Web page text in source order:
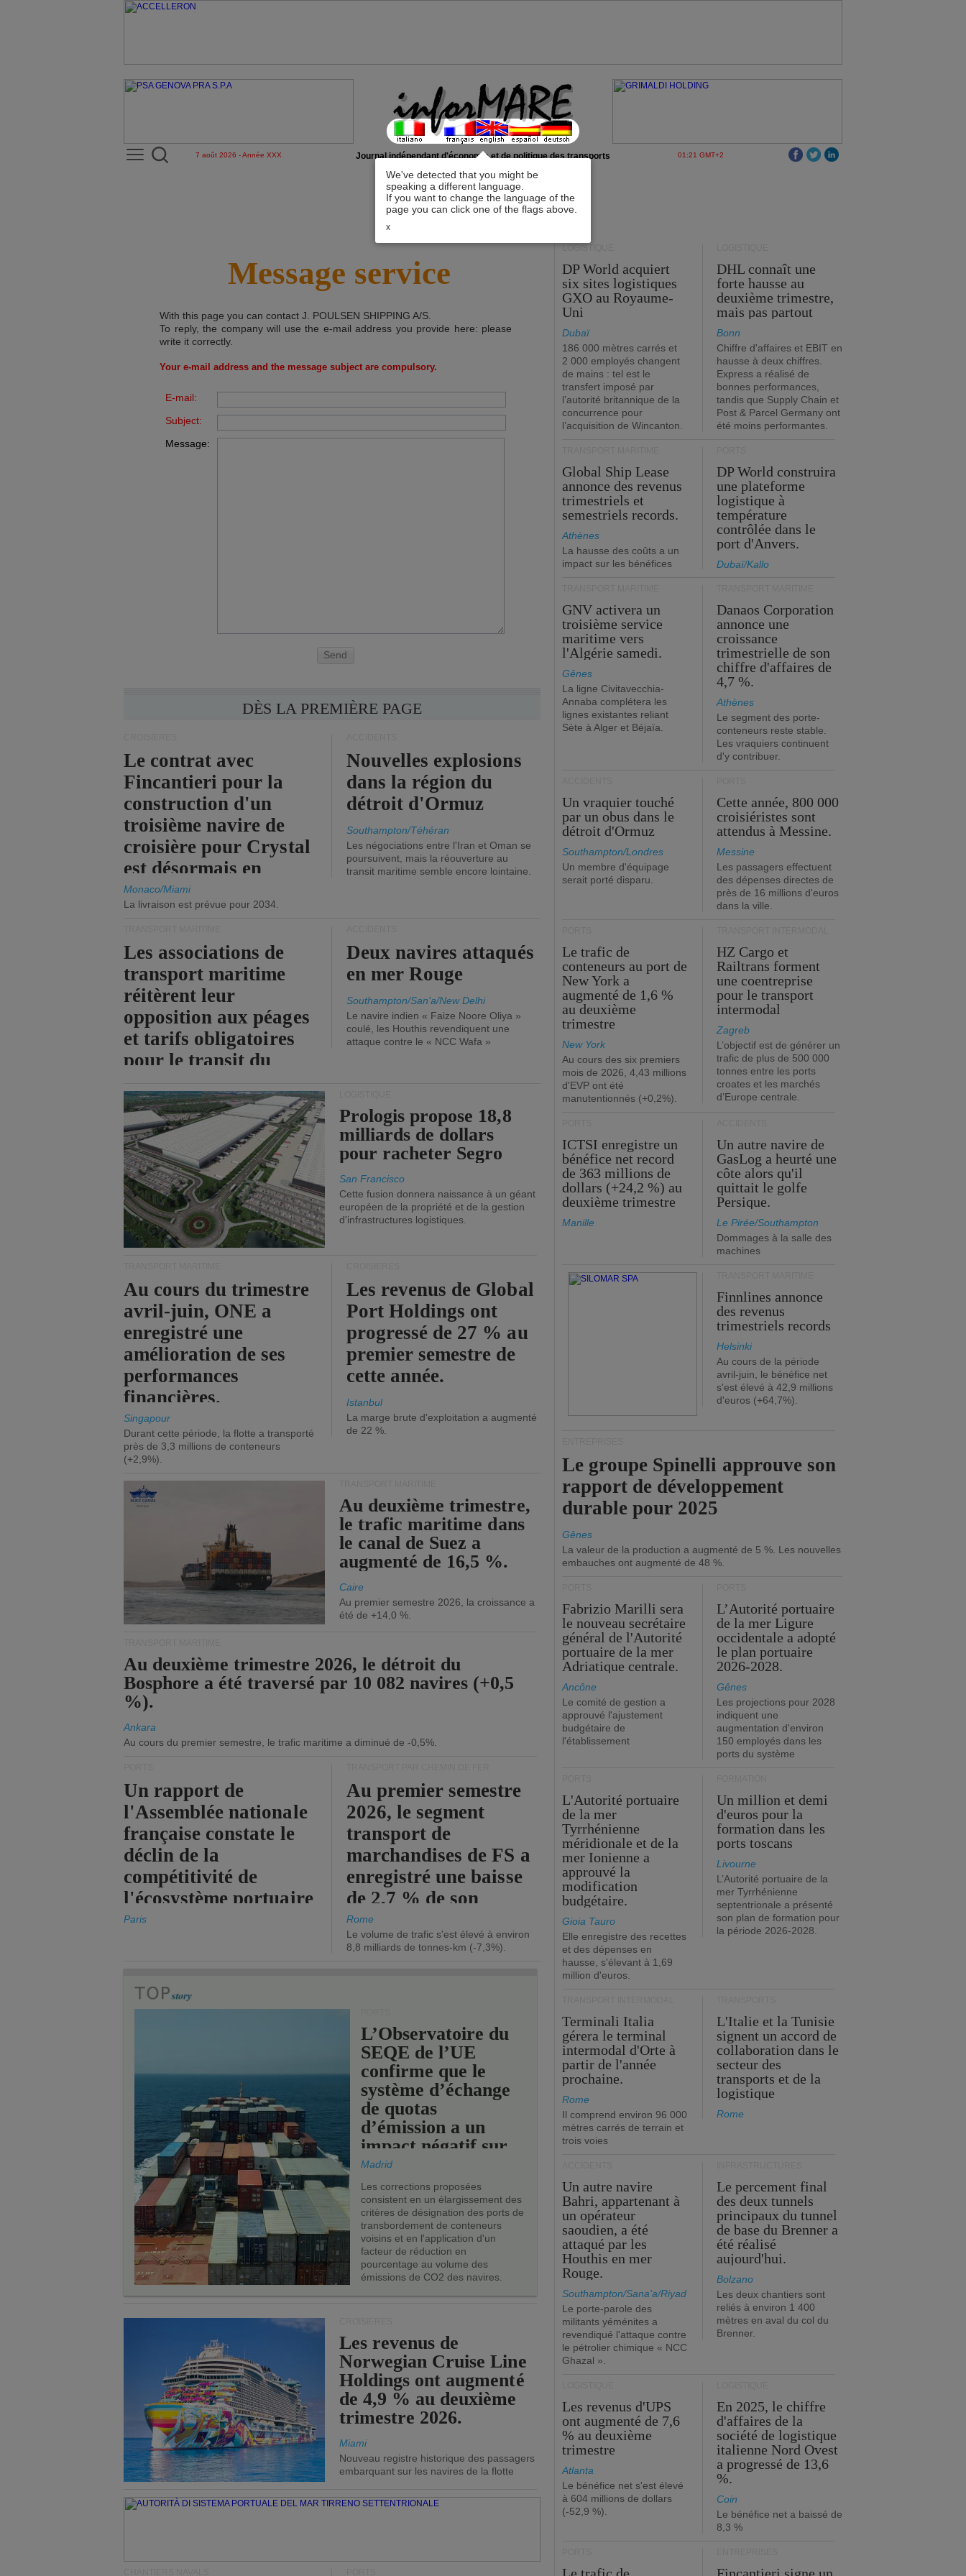
We've detected that you might be
speaking a different language.
If you want to change the language of the
page you can click one of the flags above.
x
7 août 2026 - Année XXX Journal indépendant d'économie et de politique des transports 01:21 GMT+2
Message service
With this page you can contact J. POULSEN SHIPPING A/S
To reply, the company will use the e-mail address you provide here: please
write it correctly.
Your e-mail address and the message subject are compulsory.
E-mail:
Subject:
Message:
Send
DÈS LA PREMIÈRE PAGE
Le contrat avec
Fincantieri pour la
construction d'un
troisième navire de
croisière pour Crystal
est désormais en
vigueur.
Monaco/Miami
La livraison est prévue pour 2034.
Nouvelles explosions
dans la région du
détroit d'Ormuz
Southampton/Téhéran
Les négociations entre l'Iran et Oman se
poursuivent, mais la réouverture au
transit maritime semble encore lointaine.
Les associations de
transport maritime
réitèrent leur
opposition aux péages
et tarifs obligatoires
pour le transit du
Deux navires attaqués
en mer Rouge
Southampton/San'a/New Delhi
Le navire indien « Faize Noore Oliya »
coulé, les Houthis revendiquent une
attaque contre le « NCC Wafa »
Prologis propose 18,8
milliards de dollars
pour racheter Segro
San Francisco
Cette fusion donnera naissance à un géant
européen de la propriété et de la gestion
d'infrastructures logistiques.
Au cours du trimestre
avril-juin, ONE a
enregistré une
amélioration de ses
performances
financières.
Singapour
Durant cette période, la flotte a transporté
près de 3,3 millions de conteneurs
(+2,9%).
Les revenus de Global
Port Holdings ont
progressé de 27 % au
premier semestre de
cette année.
Istanbul
La marge brute d'exploitation a augmenté
de 22 %.
Au deuxième trimestre,
le trafic maritime dans
le canal de Suez a
augmenté de 16,5 %.
Caire
Au premier semestre 2026, la croissance a
été de +14,0 %.
Au deuxième trimestre 2026, le détroit du
Bosphore a été traversé par 10 082 navires (+0,5
%).
Ankara
Au cours du premier semestre, le trafic maritime a diminué de -0,5%.
Un rapport de
l'Assemblée nationale
française constate le
déclin de la
compétitivité de
l'écosystème portuaire
de l'État.
Paris
Au premier semestre
2026, le segment
transport de
marchandises de FS a
enregistré une baisse
de 2,7 % de son
chiffre d'affaires
opérationnel.
Rome
Le volume de trafic s'est élevé à environ
8,8 milliards de tonnes-km (-7,3%).
L’Observatoire du
SEQE de l’UE
confirme que le
système d’échange
de quotas
d’émission a un
impact négatif sur
les ports de l’UE.
Madrid
Les corrections proposées
consistent en un élargissement des
critères de désignation des ports de
transbordement de conteneurs
voisins et en l'application d'un
facteur de réduction en
pourcentage au volume des
émissions de CO2 des navires.
Les revenus de
Norwegian Cruise Line
Holdings ont augmenté
de 4,9 % au deuxième
trimestre 2026.
Miami
Nouveau registre historique des passagers
embarquant sur les navires de la flotte
LOGISTIQUE
DP World acquiert
six sites logistiques
GXO au Royaume-
Uni
Dubaï
186 000 mètres carrés et
2 000 employés changent
de mains : tel est le
transfert imposé par
l’autorité britannique de la
concurrence pour
l’acquisition de Wincanton.
DHL connaît une
forte hausse au
deuxième trimestre,
mais pas partout
Bonn
Chiffre d'affaires et EBIT en
hausse à deux chiffres.
Express a réalisé de
bonnes performances,
tandis que Supply Chain et
Post & Parcel Germany ont
été moins performantes.
Global Ship Lease
annonce des revenus
trimestriels et
semestriels records.
Athènes
La hausse des coûts a un
impact sur les bénéfices
DP World construira
une plateforme
logistique à
température
contrôlée dans le
port d'Anvers.
Dubaï/Kallo
GNV activera un
troisième service
maritime vers
l'Algérie samedi.
Gênes
La ligne Civitavecchia-
Annaba complétera les
lignes existantes reliant
Sète à Alger et Béjaïa.
Danaos Corporation
annonce une
croissance
trimestrielle de son
chiffre d'affaires de
4,7 %.
Athènes
Le segment des porte-
conteneurs reste stable.
Les vraquiers continuent
d'y contribuer.
Un vraquier touché
par un obus dans le
détroit d'Ormuz
Southampton/Londres
Un membre d'équipage
serait porté disparu.
Cette année, 800 000
croisiéristes sont
attendus à Messine.
Messine
Les passagers effectuent
des dépenses directes de
près de 16 millions d'euros
dans la ville.
Le trafic de
conteneurs au port de
New York a
augmenté de 1,6 %
au deuxième
trimestre
New York
Au cours des six premiers
mois de 2026, 4,43 millions
d'EVP ont été
manutentionnés (+0,2%).
HZ Cargo et
Railtrans forment
une coentreprise
pour le transport
intermodal
Zagreb
L’objectif est de générer un
trafic de plus de 500 000
tonnes entre les ports
croates et les marchés
d’Europe centrale.
ICTSI enregistre un
bénéfice net record
de 363 millions de
dollars (+24,2 %) au
deuxième trimestre
Manille
Un autre navire de
GasLog a heurté une
côte alors qu'il
quittait le golfe
Persique.
Le Pirée/Southampton
Dommages à la salle des
machines
Finnlines annonce
des revenus
trimestriels records
Helsinki
Au cours de la période
avril-juin, le bénéfice net
s'est élevé à 42,9 millions
d'euros (+64,7%).
Le groupe Spinelli approuve son
rapport de développement
durable pour 2025
Gênes
La valeur de la production a augmenté de 5 %. Les nouvelles
embauches ont augmenté de 48 %.
Fabrizio Marilli sera
le nouveau secrétaire
général de l'Autorité
portuaire de la mer
Adriatique centrale.
Ancône
Le comité de gestion a
approuvé l'ajustement
budgétaire de
l'établissement
L’Autorité portuaire
de la mer Ligure
occidentale a adopté
le plan portuaire
2026-2028.
Gênes
Les projections pour 2028
indiquent une
augmentation d'environ
150 employés dans les
ports du système
L'Autorité portuaire
de la mer
Tyrrhénienne
méridionale et de la
mer Ionienne a
approuvé la
modification
budgétaire.
Gioia Tauro
Elle enregistre des recettes
et des dépenses en
hausse, s'élevant à 1,69
million d'euros.
Un million et demi
d'euros pour la
formation dans les
ports toscans
Livourne
L’Autorité portuaire de la
mer Tyrrhénienne
septentrionale a présenté
son plan de formation pour
la période 2026-2028.
Terminali Italia
gérera le terminal
intermodal d'Orte à
partir de l'année
prochaine.
Rome
Il comprend environ 96 000
mètres carrés de terrain et
trois voies
L'Italie et la Tunisie
signent un accord de
collaboration dans le
secteur des
transports et de la
logistique
Rome
Un autre navire
Bahri, appartenant à
un opérateur
saoudien, a été
attaqué par les
Houthis en mer
Rouge.
Southampton/Sana'a/Riyad
Le porte-parole des
militants yéménites a
revendiqué l'attaque contre
le pétrolier chimique « NCC
Ghazal ».
Le percement final
des deux tunnels
principaux du tunnel
de base du Brenner a
été réalisé
aujourd'hui.
Bolzano
Les deux chantiers sont
reliés à environ 1 400
mètres en aval du col du
Brenner.
Les revenus d'UPS
ont augmenté de 7,6
% au deuxième
trimestre
Atlanta
Le bénéfice net s'est élevé
à 604 millions de dollars
(-52,9 %).
En 2025, le chiffre
d'affaires de la
société de logistique
italienne Nord Ovest
a progressé de 13,6
%.
Coin
Le bénéfice net a baissé de
8,3 %